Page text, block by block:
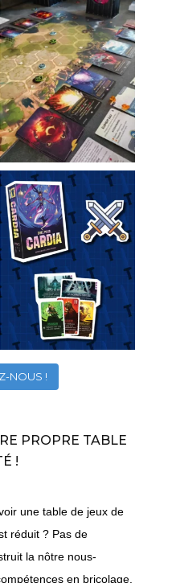
NOUS !
PROPRE TABLE
!
une table de jeux de
réduit ? Pas de
la nôtre nous-
en bricolage.